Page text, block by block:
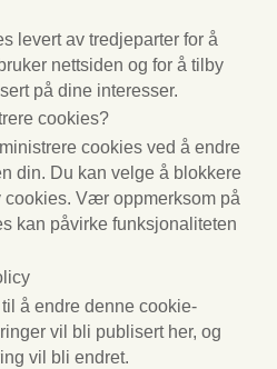
levert av tredjeparter for å
nettsiden og for å tilby
på dine interesser.
cookies?
cookies ved å endre
din. Du kan velge å blokkere
Vær oppmerksom på
kan påvirke funksjonaliteten
å endre denne cookie-
vil bli publisert her, og
vil bli endret.